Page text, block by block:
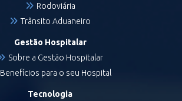
Rodoviária
Trânsito Aduaneiro
Gestão Hospitalar
Sobre a Gestão Hospitalar
Benefícios para o seu Hospital
Tecnologia